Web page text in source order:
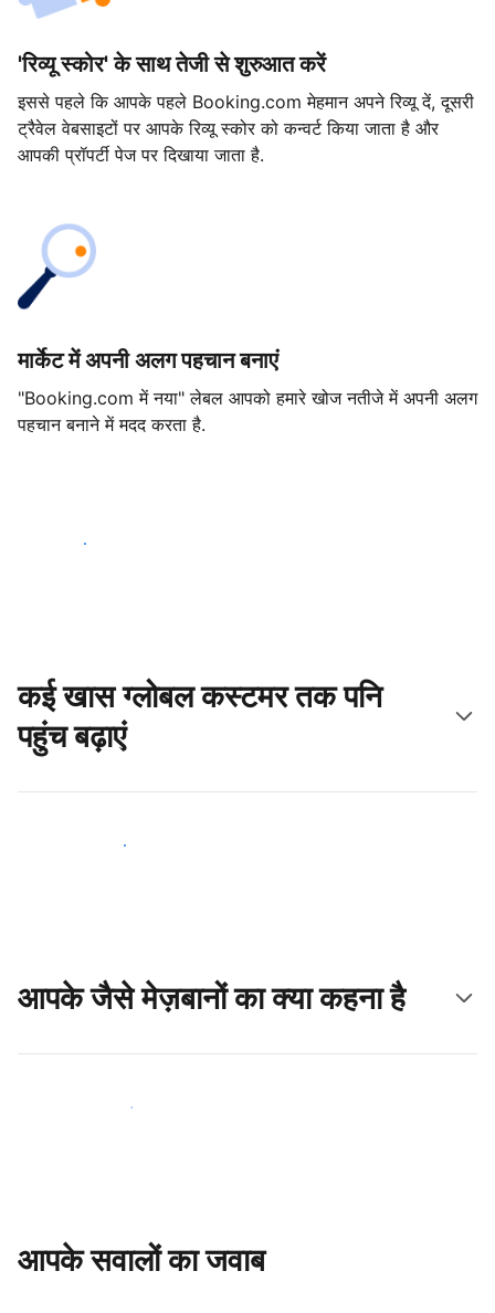
'रिव्यू स्कोर' के साथ तेजी से शुरुआत करें
इससे पहले कि आपके पहले Booking.com मेहमान अपने रिव्यू दें, दूसरी
ट्रैवेल वेबसाइटों पर आपके रिव्यू स्कोर को कन्वर्ट किया जाता है और
आपकी प्रॉपर्टी पेज पर दिखाया जाता है.
मार्केट में अपनी अलग पहचान बनाएं
"Booking.com में नया" लेबल आपको हमारे खोज नतीजे में अपनी अलग
पहचान बनाने में मदद करता है.
आज ही शुरू करें
कई खास ग्लोबल कस्टमर तक पनि
पहुंच बढ़ाएं
आज ही नए मेहमानों तक पहुंचें
आपके जैसे मेज़बानों का क्या कहना है
अपने जैसे मेज़बानों के साथ जुड़ें
आपके सवालों का जवाब